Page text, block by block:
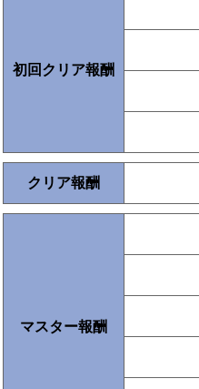
初回クリア報酬
クリア報酬
マスター報酬